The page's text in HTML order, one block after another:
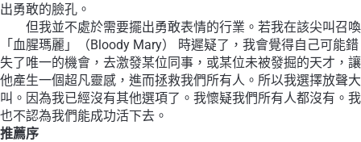
出勇敢的臉孔。
但我並不處於需要擺出勇敢表情的行業。若我在該尖叫召喚
「血腥瑪麗」（Bloody Mary） 時遲疑了，我會覺得自己可能錯
失了唯一的機會，去激發某位同事，或某位未被發掘的天才，讓
他產生一個超凡靈感，進而拯救我們所有人。所以我選擇放聲大
叫。因為我已經沒有其他選項了。我懷疑我們所有人都沒有。我
也不認為我們能成功活下去。
推薦序